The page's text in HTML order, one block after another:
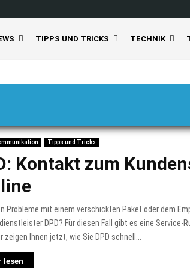
TIPPS UND TRICKS TECHNIK
Tipps und Tricks
Kontakt zum
Probleme mit einem verschickten Paket oder dem
DPD? Für diesen Fall gibt es eine Service-
zeigen Ihnen jetzt, wie Sie DPD schnell...
lesen